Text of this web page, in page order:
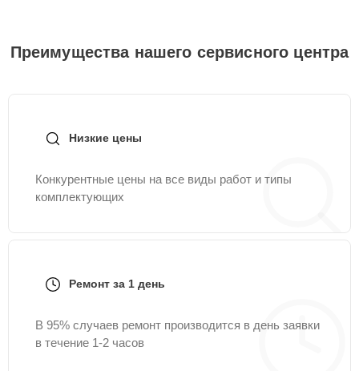
Преимущества нашего сервисного центра
Низкие цены
Конкурентные цены на все виды работ и типы
комплектующих
Ремонт за 1 день
В 95% случаев ремонт производится в день заявки
в течение 1-2 часов